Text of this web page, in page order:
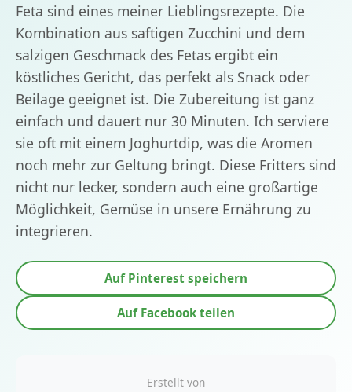
Feta sind eines meiner Lieblingsrezepte. Die
Kombination aus saftigen Zucchini und dem
salzigen Geschmack des Fetas ergibt ein
köstliches Gericht, das perfekt als Snack oder
Beilage geeignet ist. Die Zubereitung ist ganz
einfach und dauert nur 30 Minuten. Ich serviere
sie oft mit einem Joghurtdip, was die Aromen
noch mehr zur Geltung bringt. Diese Fritters sind
nicht nur lecker, sondern auch eine großartige
Möglichkeit, Gemüse in unsere Ernährung zu
integrieren.
Auf Pinterest speichern
Auf Facebook teilen
Erstellt von